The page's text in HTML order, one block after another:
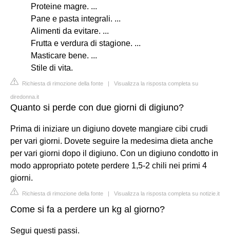
Proteine magre. ...
Pane e pasta integrali. ...
Alimenti da evitare. ...
Frutta e verdura di stagione. ...
Masticare bene. ...
Stile di vita.
Richiesta di rimozione della fonte | Visualizza la risposta completa su
diredonna.it
Quanto si perde con due giorni di digiuno?
Prima di iniziare un digiuno dovete mangiare cibi crudi
per vari giorni. Dovete seguire la medesima dieta anche
per vari giorni dopo il digiuno. Con un digiuno condotto in
modo appropriato potete perdere 1,5-2 chili nei primi 4
giorni.
Richiesta di rimozione della fonte | Visualizza la risposta completa su notizie.it
Come si fa a perdere un kg al giorno?
Segui questi passi.